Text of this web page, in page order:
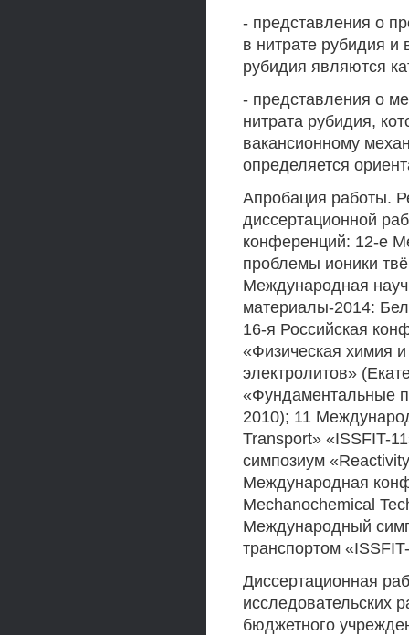
- представления о
в нитрате рубидия и
рубидия являются
- представления о
нитрата рубидия,
вакансионному
определяется
Апробация работы.
диссертационной
конференций: 12-е
проблемы ионики
Международная
материалы-2014:
16-я Российская
«Физическая химия
электролитов»
«Фундаментальные
2010); 11
Transport» «ISSFIT-
симпозиум
Международная
Mechanochemical
Международный
транспортом
Диссертационная
исследовательских
бюджетного